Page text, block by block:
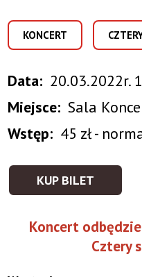
KONCERT
Data
20.03.2022r.
Miejsce Sala
Wstęp
45 zł -
KUP BILET
Koncert
Cztery